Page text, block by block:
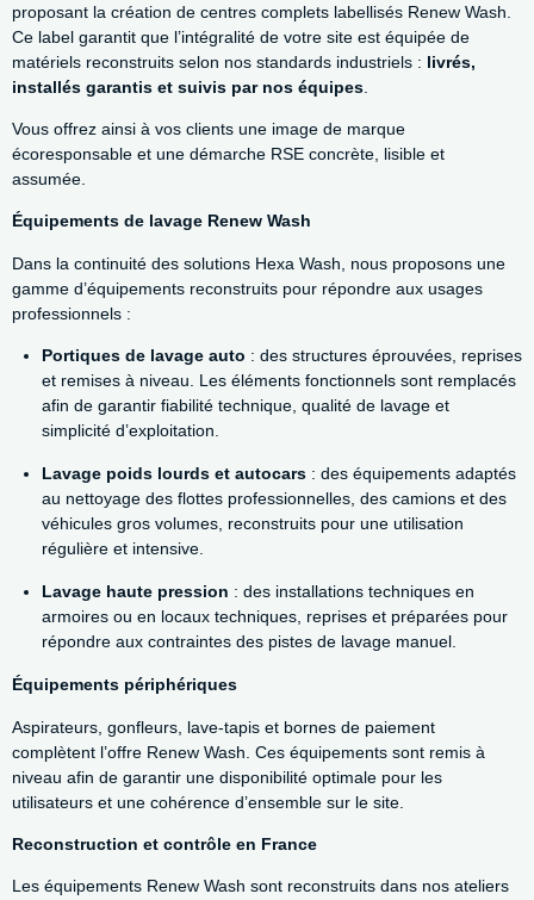
proposant la création de centres complets labellisés Renew Wash.
Ce label garantit que l’intégralité de votre site est équipée de
matériels reconstruits selon nos standards industriels : livrés,
installés garantis et suivis par nos équipes
Vous offrez ainsi à vos clients une image de marque
écoresponsable et une démarche RSE concrète, lisible et
assumée.
Équipements de lavage Renew Wash
Dans la continuité des solutions Hexa Wash, nous proposons une
gamme d’équipements reconstruits pour répondre aux usages
professionnels :
Portiques de lavage auto : des structures éprouvées, reprises
et remises à niveau. Les éléments fonctionnels sont remplacés
afin de garantir fiabilité technique, qualité de lavage et
simplicité d’exploitation.
Lavage poids lourds et autocars : des équipements adaptés
au nettoyage des flottes professionnelles, des camions et des
véhicules gros volumes, reconstruits pour une utilisation
régulière et intensive.
Lavage haute pression : des installations techniques en
armoires ou en locaux techniques, reprises et préparées pour
répondre aux contraintes des pistes de lavage manuel.
Équipements périphériques
Aspirateurs, gonfleurs, lave-tapis et bornes de paiement
complètent l’offre Renew Wash. Ces équipements sont remis à
niveau afin de garantir une disponibilité optimale pour les
utilisateurs et une cohérence d’ensemble sur le site.
Reconstruction et contrôle en France
Les équipements Renew Wash sont reconstruits dans nos ateliers